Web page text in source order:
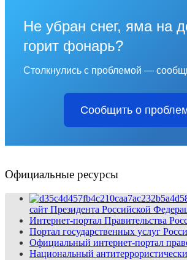
Не убран снег, яма на
горит фонарь?
Столкнулись с проблемой —
Сообщить о
Официальные ресурсы
сайт Президента Российской
Интернет-портал Правительства
Портал государственных услуг
Официальный интернет-портал
Национальный